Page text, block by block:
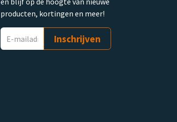
producten, kortingen en meer!
Inschrijven